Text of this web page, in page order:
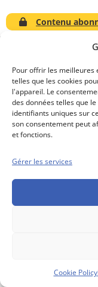
Pour offrir les meilleures
telles que les cookies
l'appareil. Le
des données telles que
identifiants uniques sur
son consentement peut
et fonctions.
Gérer les services
Cookie Policy
Contenu
Conseils boursiers